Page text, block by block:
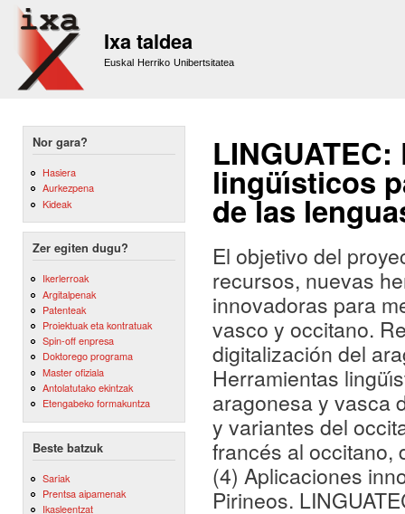
Ixa taldea
Euskal Herriko Unibertsitatea
Nor gara?
Hasiera
Aurkezpena
Kideak
Zer egiten dugu?
Ikerlerroak
Argitalpenak
Patenteak
Proiektuak eta kontratuak
Spin-off enpresa
Doktorego programa
Master ofiziala
Antolatutako ekintzak
Etengabeko formakuntza
Beste batzuk
Sariak
Prentsa aipamenak
Ikasleentzat
lingüı́sticos
de las
El objetivo del
recursos, nuevas
innovadoras para
vasco y occitano.
digitalización del
Herramientas
aragonesa y vasca
y variantes del
francés al occitano,
(4) Aplicaciones
Pirineos.